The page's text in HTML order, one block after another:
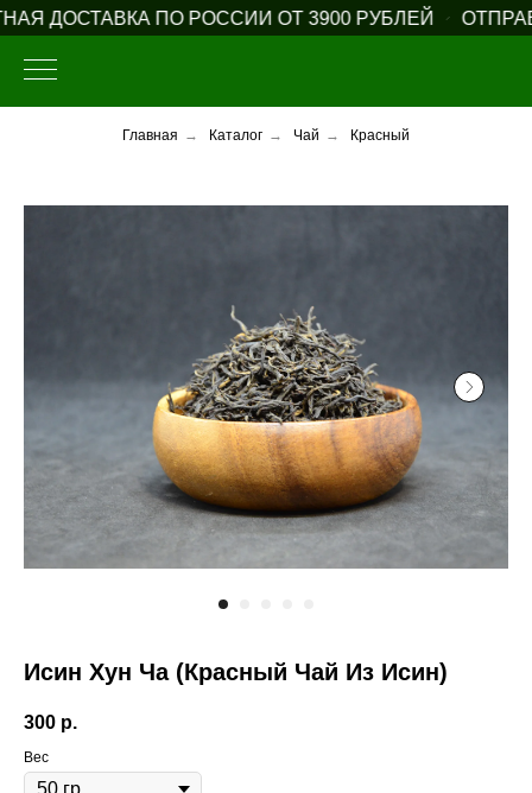
ДОСТАВКА ПО РОССИИ ОТ 3900 РУБЛЕЙ
Главная → Каталог → Чай → Красный
Исин Хун Ча (Красный Чай Из Исин)
300 р.
Вес